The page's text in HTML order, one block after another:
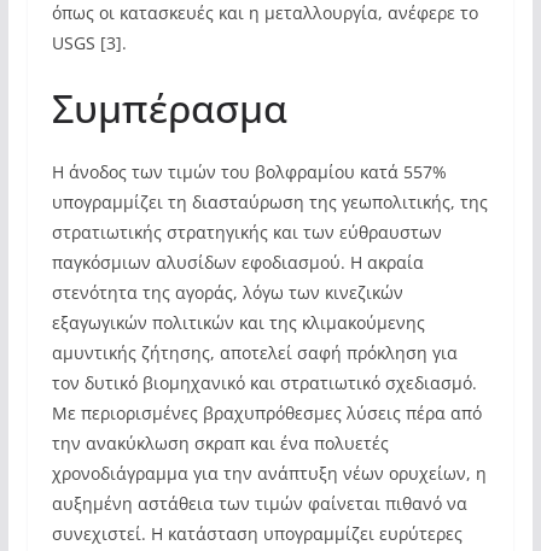
όπως οι κατασκευές και η μεταλλουργία, ανέφερε το
USGS [3].
Συμπέρασμα
Η άνοδος των τιμών του βολφραμίου κατά 557%
υπογραμμίζει τη διασταύρωση της γεωπολιτικής, της
στρατιωτικής στρατηγικής και των εύθραυστων
παγκόσμιων αλυσίδων εφοδιασμού. Η ακραία
στενότητα της αγοράς, λόγω των κινεζικών
εξαγωγικών πολιτικών και της κλιμακούμενης
αμυντικής ζήτησης, αποτελεί σαφή πρόκληση για
τον δυτικό βιομηχανικό και στρατιωτικό σχεδιασμό.
Με περιορισμένες βραχυπρόθεσμες λύσεις πέρα από
την ανακύκλωση σκραπ και ένα πολυετές
χρονοδιάγραμμα για την ανάπτυξη νέων ορυχείων, η
αυξημένη αστάθεια των τιμών φαίνεται πιθανό να
συνεχιστεί. Η κατάσταση υπογραμμίζει ευρύτερες